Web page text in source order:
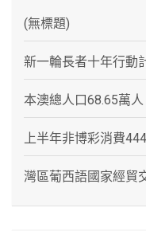
(無標題)
新一輪長者十年行動
本澳總人口68.65萬
上半年非博彩消費
灣區葡西語國家經貿